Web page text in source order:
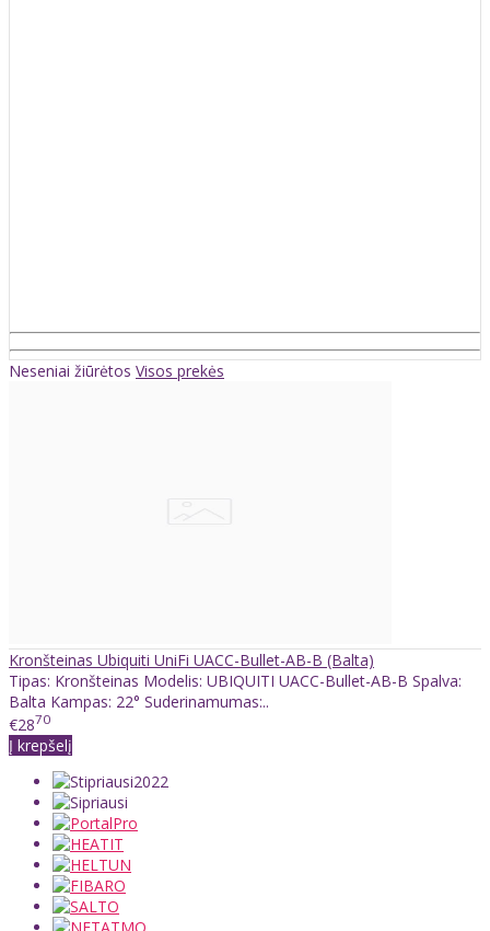
Neseniai žiūrėtos Visos prekės
Kronšteinas Ubiquiti UniFi UACC-Bullet-AB-B (Balta)
Tipas: Kronšteinas Modelis: UBIQUITI UACC-Bullet-AB-B Spalva:
Balta Kampas: 22° Suderinamumas:..
€2870
Į krepšelį